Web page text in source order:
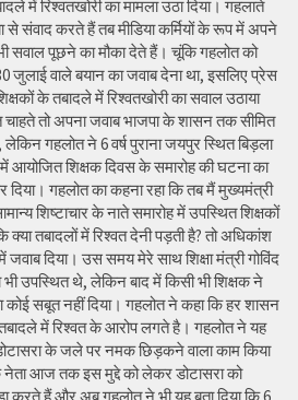
में रिश्वतखोरी का मामला उठा दिया। गहलाते
से संवाद करते हैं तब मीडिया कर्मियों के रूप में अपने
सवाल पूछने का मौका देते हैं। चूंकि गहलोत को
जुलाई वाले बयान का जवाब देना था, इसलिए प्रेस
के तबादले में रिश्वतखोरी का सवाल उठाया
चाहते तो अपना जवाब भाजपा के शासन तक सीमित
गहलोत ने 6 वर्ष पुराना जयपुर स्थित बिड़ला
आयोजित शिक्षक दिवस के समारोह की घटना का
गहलोत का कहना रहा कि तब मैं मुख्यमंत्री
शिष्टाचार के नाते समारोह में उपस्थित शिक्षकों
क्या तबादलों में रिश्वत देनी पड़ती है? तो अधिकांश
जवाब दिया। उस समय मेरे साथ शिक्षा मंत्री गोविंद
भी उपस्थित थे, लेकिन बाद में किसी भी शिक्षक ने
कोई सबूत नहीं दिया। गहलोत ने कहा कि हर शासन
में रिश्वत के आरोप लगते है। गहलोत ने यह
के जले पर नमक छिड़कने वाला काम किया
आज तक इस मुद्दे को लेकर डोटासरा को